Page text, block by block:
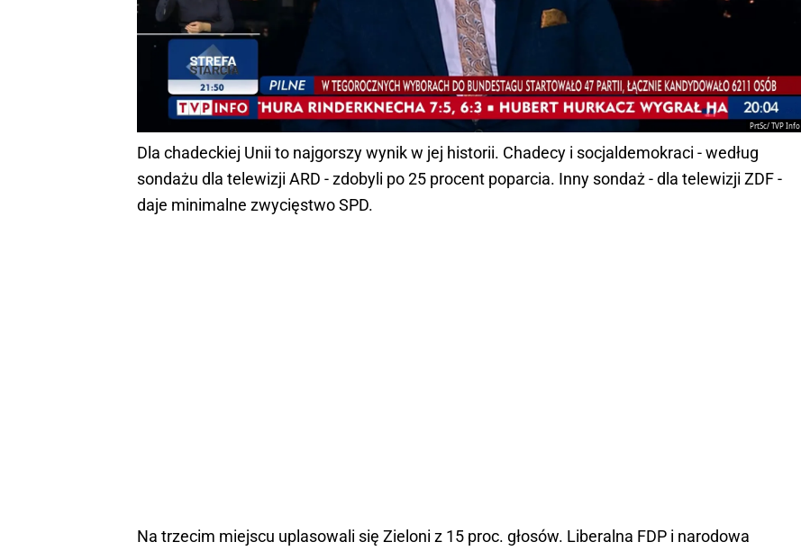
PrtSc/ TVP Info
Dla chadeckiej Unii to najgorszy wynik w jej historii. Chadecy i socjaldemokraci - według
sondażu dla telewizji ARD - zdobyli po 25 procent poparcia. Inny sondaż - dla telewizji ZDF -
daje minimalne zwycięstwo SPD.
Na trzecim miejscu uplasowali się Zieloni z 15 proc. głosów. Liberalna FDP i narodowa